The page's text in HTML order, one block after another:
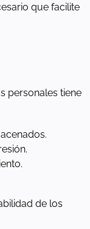
que facilite
personales tiene
de los